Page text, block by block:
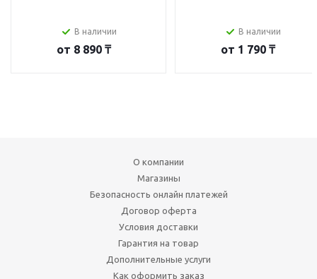
В наличии
от 8 890 ₸
В наличии
от 1 790 ₸
О компании
Магазины
Безопасность онлайн платежей
Договор оферта
Условия доставки
Гарантия на товар
Дополнительные услуги
Как оформить заказ